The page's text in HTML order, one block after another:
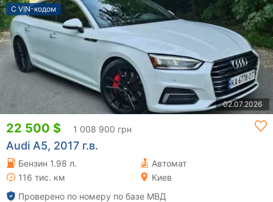
С VIN-кодом
02.07.2026
22 500 $ 1 008 900 грн
Audi A5, 2017 г.в.
Бензин 1.98 л.
Автомат
116 тис. км
Киев
Проверено по номеру по базе МВД